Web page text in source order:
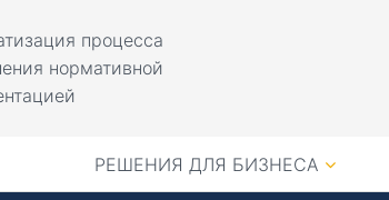
процесса
нормативной
РЕШЕНИЯ ДЛЯ БИЗНЕСА